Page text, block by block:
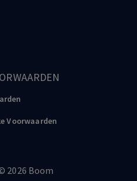
Voorwaarden
2026 Boom